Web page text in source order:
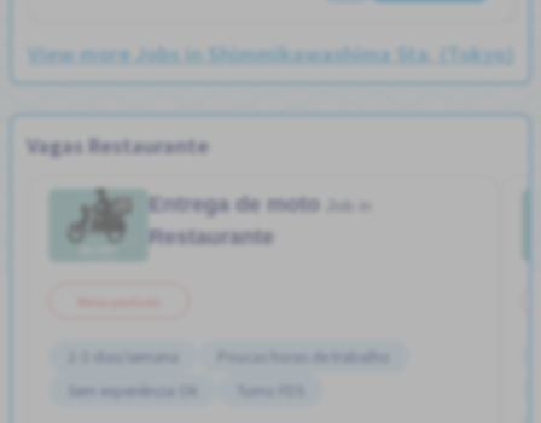
View more Jobs in Shimmikawashima Sta. (Tokyo)
Vagas Restaurante
Entrega de moto
Restaurante
2-3 dias/semana
Poucas horas de trabalho
Sem experiência OK